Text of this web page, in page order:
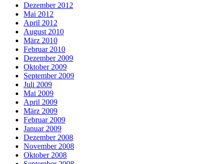
Dezember 2012
Mai 2012
April 2012
August 2010
März 2010
Februar 2010
Dezember 2009
Oktober 2009
September 2009
Juli 2009
Mai 2009
April 2009
März 2009
Februar 2009
Januar 2009
Dezember 2008
November 2008
Oktober 2008